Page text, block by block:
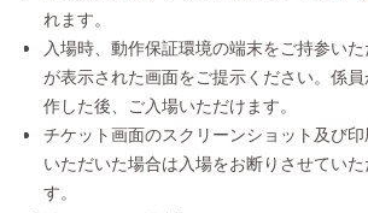
れます。
入場時、動作保証環境の端末をご持参い
が表示された画面をご提示ください。係
作した後、ご入場いただけます。
チケット画面のスクリーンショット及び
いただいた場合は入場をお断りさせてい
す。